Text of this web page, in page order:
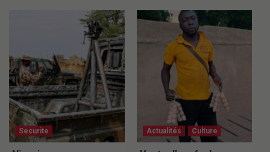
Securite Actualités Culture